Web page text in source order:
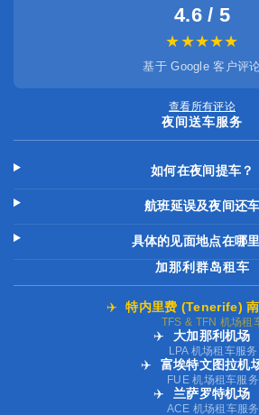
4.6 / 5
★★★★★
基于 Google 客户评
查看所有评论
夜间送车服务
如何在夜间提车？
航班延误及夜间还车
具体的见面地点在哪
加那利群岛租车
✈️ 特内里费 (Tenerife)
TFS & TFN 机场租
✈️ 大加那利机场
LPA 机场租车服务
✈️ 富埃特文图拉机
FUE 机场租车服务
✈️ 兰萨罗特机场
ACE 机场租车服务